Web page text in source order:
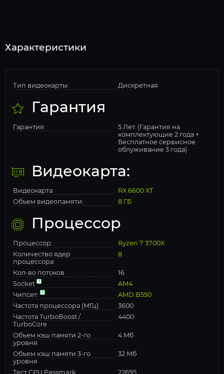
Характеристики
Тип видеокарты: Дискретная
Гарантия
Гарантия:
5 Лет. (Гарантия на
комплектующие 2 года +
Бесплатное сервисное
облуживание 3 года)
Видеокарта:
Видеокарта:
RX 6600 XT
Объем видеопамяти:
8 ГБ
Процессор
Процессор:
Ryzen 7 3700X
Количество ядер
процессора:
8
Кол-во потоков
16
Socket
AM4
Чипсет:
AMD B550
Частота процессора (МГц)
3600
Частота TurboBoost /
TurboCore
4400
Объем кэш памяти 2-го
уровня
4 Мб
Объем кэш памяти 3-го
уровня
32 Мб
Тест CPU Passmark 22695